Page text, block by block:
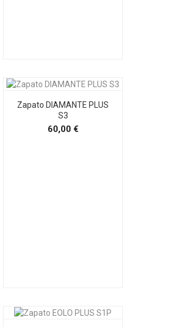
Zapato DIAMANTE PLUS
S3
60,00 €Precio